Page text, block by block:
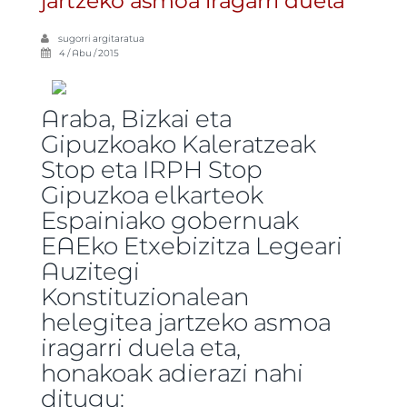
sugorri argitaratua
4 / Abu / 2015
Araba, Bizkai eta
Gipuzkoako Kaleratzeak
Stop eta IRPH Stop
Gipuzkoa elkarteok
Espainiako gobernuak
EAEko Etxebizitza Legeari
Auzitegi
Konstituzionalean
helegitea jartzeko asmoa
iragarri duela eta,
honakoak adierazi nahi
ditugu: